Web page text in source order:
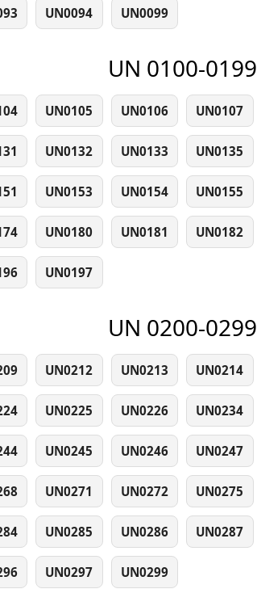
UN0094 UN0099
UN 0100-0199
UN0105 UN0106 UN0107
UN0132 UN0133 UN0135
UN0153 UN0154 UN0155
UN0180 UN0181 UN0182
UN0197
UN 0200-0299
UN0212 UN0213 UN0214
UN0225 UN0226 UN0234
UN0245 UN0246 UN0247
UN0271 UN0272 UN0275
UN0285 UN0286 UN0287
UN0297 UN0299